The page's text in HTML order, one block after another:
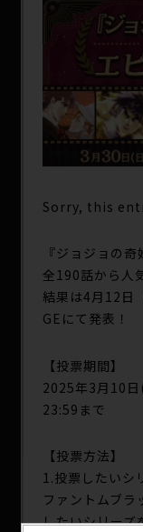
Sorry, this
『ジョジョの
全190話から人
結果は4月12日
GEにて発表！
【投票期間】
2025年3月10
23:59まで
【投票方法】
1.投票したいシ
ファントムブ
したいシリーズ